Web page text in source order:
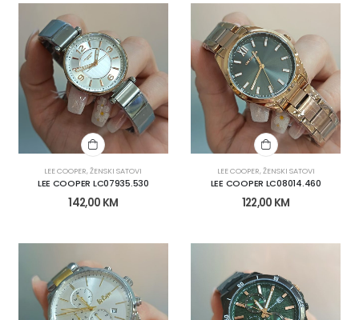
LEE COOPER,ŽENSKI SATOVI
LEE COOPER LC07935.530
142,00 KM
LEE COOPER,ŽENSKI SATOVI
LEE COOPER LC08014.460
122,00 KM